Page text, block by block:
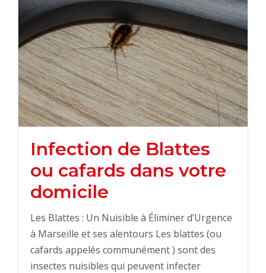
Infection de Blattes
ou cafards dans votre
domicile
Les Blattes : Un Nuisible à Éliminer d’Urgence
à Marseille et ses alentours Les blattes (ou
cafards appelés communément ) sont des
insectes nuisibles qui peuvent infecter